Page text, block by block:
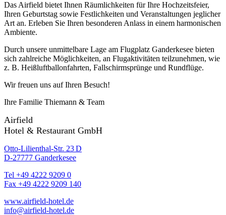
Das Airfield bietet Ihnen Räumlichkeiten für Ihre Hochzeitsfeier,
Ihren Geburtstag sowie Festlichkeiten und Veranstaltungen jeglicher
Art an. Erleben Sie Ihren besonderen Anlass in einem harmonischen
Ambiente.
Durch unsere unmittelbare Lage am Flugplatz Ganderkesee bieten
sich zahlreiche Möglichkeiten, an Flugaktivitäten teilzunehmen, wie
z. B. Heißluftballonfahrten, Fallschirmsprünge und Rundflüge.
Wir freuen uns auf Ihren Besuch!
Ihre Familie Thiemann & Team
Airfield
Hotel & Restaurant GmbH
Otto-Lilienthal-Str. 23 D
D-27777 Ganderkesee
Tel +49 4222 9209 0
Fax +49 4222 9209 140
www.airfield-hotel.de
info@airfield-hotel.de